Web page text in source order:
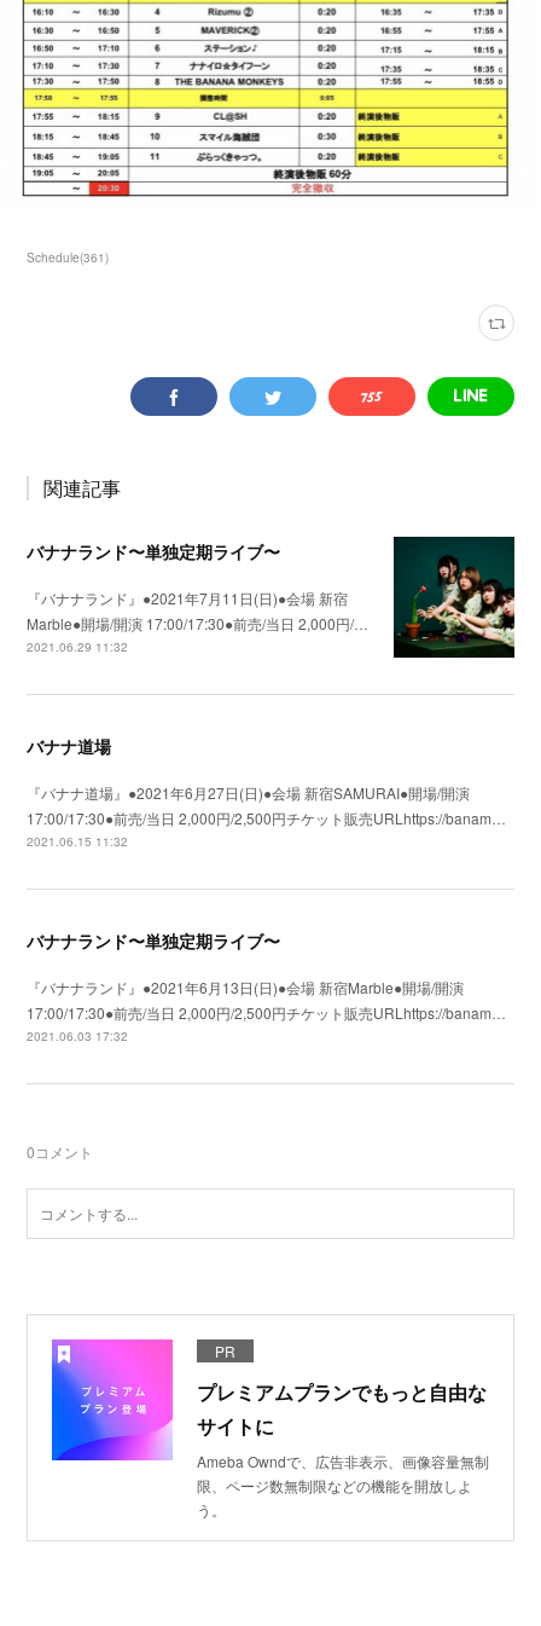
Schedule(361)
関連記事
バナナランド〜単独定期ライブ〜
『バナナランド』●2021年7月11日(日)●会場 新宿
Marble●開場/開演 17:00/17:30●前売/当日 2,000円/…
2021.06.29 11:32
バナナ道場
『バナナ道場』●2021年6月27日(日)●会場 新宿SAMURAI●開場/開演
17:00/17:30●前売/当日 2,000円/2,500円チケット販売URLhttps://banam…
2021.06.15 11:32
バナナランド〜単独定期ライブ〜
『バナナランド』●2021年6月13日(日)●会場 新宿Marble●開場/開演
17:00/17:30●前売/当日 2,000円/2,500円チケット販売URLhttps://banam…
2021.06.03 17:32
0コメント
PR
プレミアムプランでもっと自由な
サイトに
Ameba Owndで、広告非表示、画像容量無制
限、ページ数無制限などの機能を開放しよ
う。